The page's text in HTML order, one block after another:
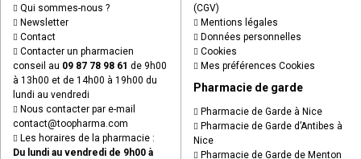
Qui sommes-nous ?
Newsletter
Contact
Contacter un pharmacien
conseil au 09 87 78 98 61 de 9h00
à 13h00 et de 14h00 à 19h00 du
lundi au vendredi
Nous contacter par e-mail
contact@toopharma.com
Les horaires de la pharmacie :
Du lundi au vendredi de 9h00 à
(CGV)
Mentions légales
Données personnelles
Cookies
Mes préférences Cookies
Pharmacie de garde
Pharmacie de Garde à Nice
Pharmacie de Garde d’Antibes à
Nice
Pharmacie de Garde de Menton